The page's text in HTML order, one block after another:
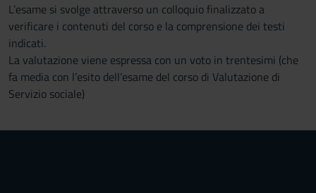
L’esame si svolge attraverso un colloquio finalizzato a
verificare i contenuti del corso e la comprensione dei testi
indicati.
La valutazione viene espressa con un voto in trentesimi (che
fa media con l’esito dell’esame del corso di Valutazione di
Servizio sociale)